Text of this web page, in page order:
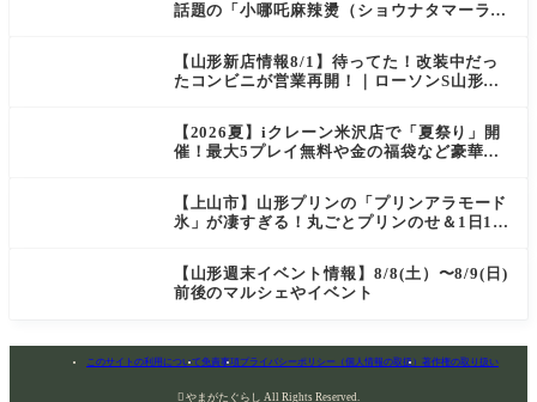
話題の「小哪吒麻辣燙（ショウナタマーラー
【山形新店情報8/1】待ってた！改装中だっ
たコンビニが営業再開！｜ローソンS山形七
【2026夏】iクレーン米沢店で「夏祭り」開
催！最大5プレイ無料や金の福袋など豪華企
【上山市】山形プリンの「プリンアラモード
氷」が凄すぎる！丸ごとプリンのせ＆1日10
【山形週末イベント情報】8/8(土）〜8/9(日)
前後のマルシェやイベント
このサイトの利用について免責事項プライバシーポリシー（個人情報の取扱） 著作権の取り扱い
 やまがたぐらし All Rights Reserved.